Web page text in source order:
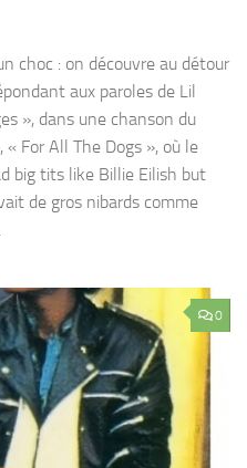
choc : on découvre au détour
aux paroles de Lil
», dans une chanson du
For All The Dogs », où le
big tits like Billie Eilish but
de gros nibards comme
0